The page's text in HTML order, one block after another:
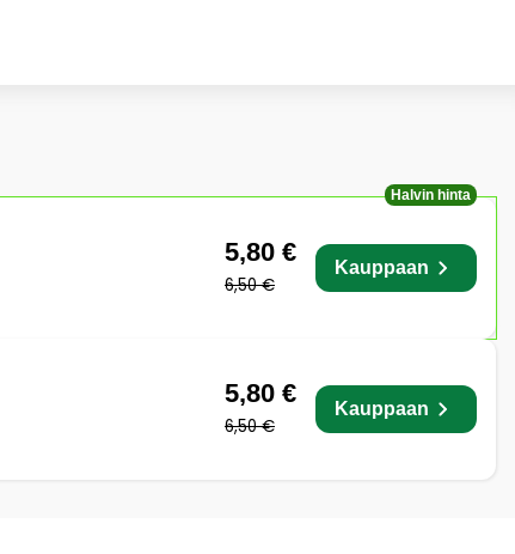
Halvin hinta
5,80 €
6,50 €
Kauppaan
5,80 €
6,50 €
Kauppaan